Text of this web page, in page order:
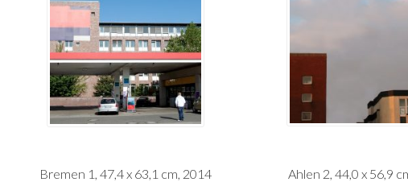
Bremen 1, 47,4 x 63,1 cm, 2014 Ahlen 2, 44,0 x 56,9